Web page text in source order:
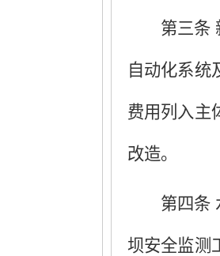
第三条
自动化系统
费用列入主
改造。
第四条
坝安全监测